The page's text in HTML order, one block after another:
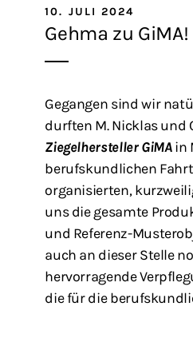
10. JULI 2024
Gehma zu GiMA!
Gegangen sind wir
durften M. Nicklas und
Ziegelhersteller GiMAin
berufskundlichen
organisierten,
uns die gesamte
und Referenz-
auch an dieser Stelle
hervorragende
die für die